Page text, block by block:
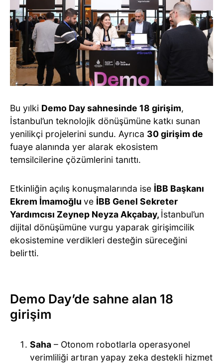
Bu yılki Demo Day sahnesinde 18 girişim,
İstanbul’un teknolojik dönüşümüne katkı sunan
yenilikçi projelerini sundu. Ayrıca 30 girişim de
fuaye alanında yer alarak ekosistem
temsilcilerine çözümlerini tanıttı.
Etkinliğin açılış konuşmalarında ise İBB Başkanı
Ekrem İmamoğlu ve İBB Genel Sekreter
Yardımcısı Zeynep Neyza Akçabay, İstanbul’un
dijital dönüşümüne vurgu yaparak girişimcilik
ekosistemine verdikleri desteğin süreceğini
belirtti.
Demo Day’de sahne alan 18
girişim
Saha – Otonom robotlarla operasyonel
verimliliği artıran yapay zeka destekli hizmet